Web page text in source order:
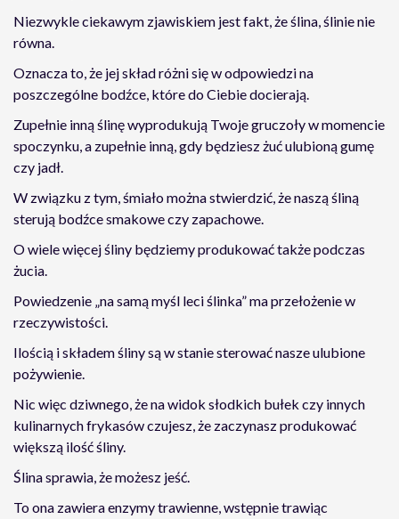
Niezwykle ciekawym zjawiskiem jest fakt, że ślina, ślinie nie
równa.
Oznacza to, że jej skład różni się w odpowiedzi na
poszczególne bodźce, które do Ciebie docierają.
Zupełnie inną ślinę wyprodukują Twoje gruczoły w momencie
spoczynku, a zupełnie inną, gdy będziesz żuć ulubioną gumę
czy jadł.
W związku z tym, śmiało można stwierdzić, że naszą śliną
sterują bodźce smakowe czy zapachowe.
O wiele więcej śliny będziemy produkować także podczas
żucia.
Powiedzenie „na samą myśl leci ślinka” ma przełożenie w
rzeczywistości.
Ilością i składem śliny są w stanie sterować nasze ulubione
pożywienie.
Nic więc dziwnego, że na widok słodkich bułek czy innych
kulinarnych frykasów czujesz, że zaczynasz produkować
większą ilość śliny.
Ślina sprawia, że możesz jeść.
To ona zawiera enzymy trawienne, wstępnie trawiąc